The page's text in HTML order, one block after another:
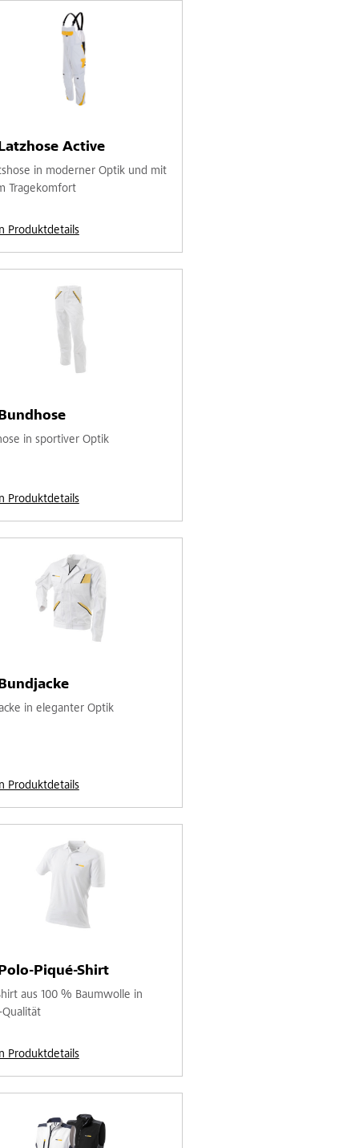
Active
in moderner Optik und mit
Tragekomfort
Produktdetails
in sportiver Optik
Produktdetails
in eleganter Optik
Produktdetails
Piqué-Shirt
aus 100 % Baumwolle in
Qualität
Produktdetails